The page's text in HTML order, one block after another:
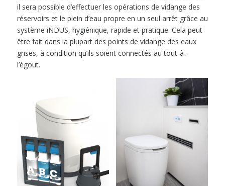
il sera possible d’effectuer les opérations de vidange des
réservoirs et le plein d’eau propre en un seul arrêt grâce au
système iNDUS, hygiénique, rapide et pratique. Cela peut
être fait dans la plupart des points de vidange des eaux
grises, à condition qu’ils soient connectés au tout-à-
l’égout.